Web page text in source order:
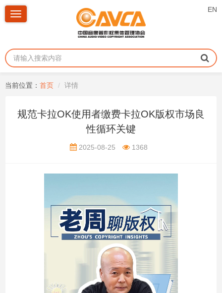
EN
Toggle
当前位置： 首页 详情
规范卡拉OK使用者缴费卡拉OK版权市场良
性循环关键
2025-08-25 1368